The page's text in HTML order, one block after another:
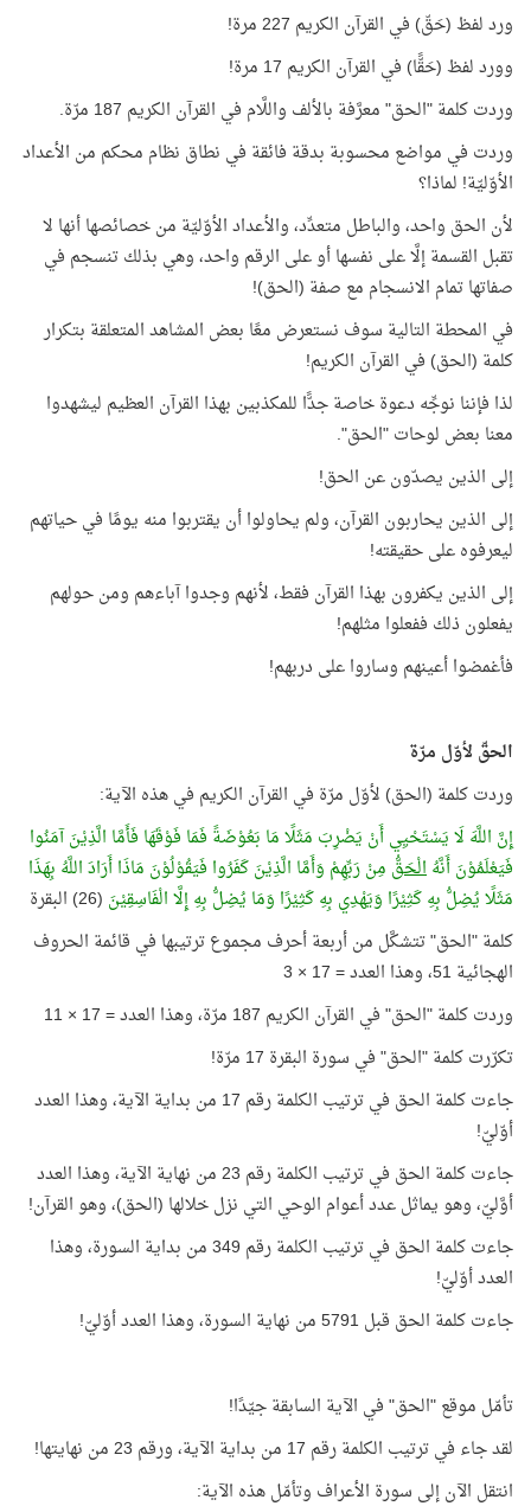
ورد لفظ (حَقّ) في القرآن الكريم 227 مرة!
وورد لفظ (حَقًّا) في القرآن الكريم 17 مرة!
وردت كلمة "الحق" معرَّفة بالألف واللَّام في القرآن الكريم 187 مرّة.
وردت في مواضع محسوبة بدقة فائقة في نطاق نظام محكم من الأعداد
الأوّليّة! لماذا؟
لأن الحق واحد، والباطل متعدِّد، والأعداد الأوّليّة من خصائصها أنها لا
تقبل القسمة إلَّا على نفسها أو على الرقم واحد، وهي بذلك تنسجم في
صفاتها تمام الانسجام مع صفة (الحق)!
في المحطة التالية سوف نستعرض معًا بعض المشاهد المتعلقة بتكرار
كلمة (الحق) في القرآن الكريم!
لذا فإننا نوجِّه دعوة خاصة جدًّا للمكذبين بهذا القرآن العظيم ليشهدوا
معنا بعض لوحات "الحق".
إلى الذين يصدّون عن الحق!
إلى الذين يحاربون القرآن، ولم يحاولوا أن يقتربوا منه يومًا في حياتهم
ليعرفوه على حقيقته!
إلى الذين يكفرون بهذا القرآن فقط، لأنهم وجدوا آباءهم ومن حولهم
يفعلون ذلك ففعلوا مثلهم!
فأغمضوا أعينهم وساروا على دربهم!
الحقّ لأوّل مرّة
وردت كلمة (الحق) لأوّل مرّة في القرآن الكريم في هذه الآية:
إِنَّ اللَّهَ لَا يَسْتَحْيِي أَنْ يَضْرِبَ مَثَلًا مَا بَعُوْضَةً فَمَا فَوْقَهَا فَأَمَّا الَّذِيْنَ آمَنُوا
فَيَعْلَمُوْنَ أَنَّهُالْحَقُّ مِنْ رَبِّهِمْ وَأَمَّا الَّذِيْنَ كَفَرُوا فَيَقُوْلُوْنَ مَاذَا أَرَادَ اللَّهُ بِهَذَا
مَثَلًا يُضِلُّ بِهِ كَثِيْرًا وَيَهْدِي بِهِ كَثِيْرًا وَمَا يُضِلُّ بِهِ إِلَّا الْفَاسِقِيْنَ (26) البقرة
كلمة "الحق" تتشكَّل من أربعة أحرف مجموع ترتيبها في قائمة الحروف
الهجائية 51، وهذا العدد = 17 × 3
وردت كلمة "الحق" في القرآن الكريم 187 مرّة، وهذا العدد = 17 × 11
تكرّرت كلمة "الحق" في سورة البقرة 17 مرّة!
جاءت كلمة الحق في ترتيب الكلمة رقم 17 من بداية الآية، وهذا العدد
أوّليّ!
جاءت كلمة الحق في ترتيب الكلمة رقم 23 من نهاية الآية، وهذا العدد
أوَّليّ، وهو يماثل عدد أعوام الوحي التي نزل خلالها (الحق)، وهو القرآن!
جاءت كلمة الحق في ترتيب الكلمة رقم 349 من بداية السورة، وهذا
العدد أوّليّ!
جاءت كلمة الحق قبل 5791 من نهاية السورة، وهذا العدد أوّليّ!
تأمّل موقع "الحق" في الآية السابقة جيّدًا!
لقد جاء في ترتيب الكلمة رقم 17 من بداية الآية، ورقم 23 من نهايتها!
انتقل الآن إلى سورة الأعراف وتأمّل هذه الآية: